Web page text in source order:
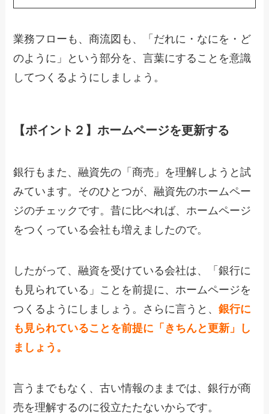
業務フローも、商流図も、「だれに・なにを・ど
のように」という部分を、言葉にすることを意識
してつくるようにしましょう。
【ポイント２】ホームページを更新する
銀行もまた、融資先の「商売」を理解しようと試
みています。そのひとつが、融資先のホームペー
ジのチェックです。昔に比べれば、ホームページ
をつくっている会社も増えましたので。
したがって、融資を受けている会社は、「銀行に
も見られている」ことを前提に、ホームページを
つくるようにしましょう。さらに言うと、銀行に
も見られていることを前提に「きちんと更新」し
ましょう。
言うまでもなく、古い情報のままでは、銀行が商
売を理解するのに役立たたないからです。